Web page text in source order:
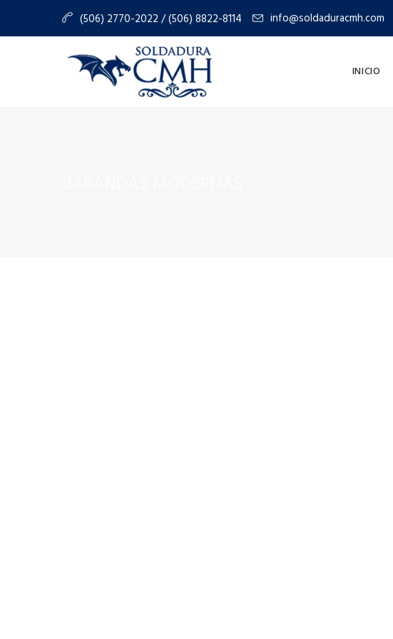
(506) 2770-2022 / (506) 8822-8114 info@soldaduracmh.com
INICIO